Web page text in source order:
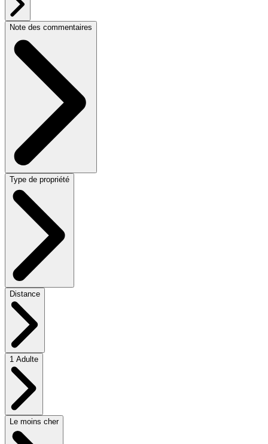
Note des commentaires
Type de propriété
Distance
1 Adulte
Le moins cher